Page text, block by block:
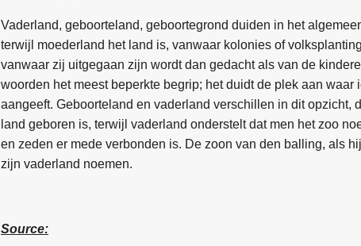
Vaderland, geboorteland, geboortegrond duiden in het
terwijl moederland het land is, vanwaar kolonies of
vanwaar zij uitgegaan zijn wordt dan gedacht als van de
woorden het meest beperkte begrip; het duidt de plek aan waar
aangeeft. Geboorteland en vaderland verschillen in dit opzicht,
land geboren is, terwijl vaderland onderstelt dat men het zoo
en zeden er mede verbonden is. De zoon van den balling, als
zijn vaderland noemen.
Source: